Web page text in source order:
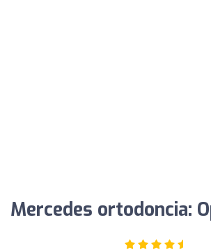
Mercedes ortodoncia: